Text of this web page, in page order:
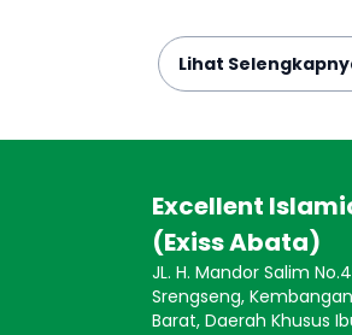
Lihat
Excellent
(Exiss Abata)
JL. H. Mandor Salim
Srengseng,
Barat, Daerah Khusus